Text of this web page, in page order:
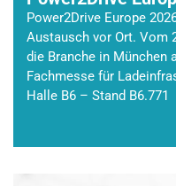
Power2Drive Europe
Austausch vor Ort. Vom
die Branche in München
Fachmesse für
Halle B6 – Stand B6.771